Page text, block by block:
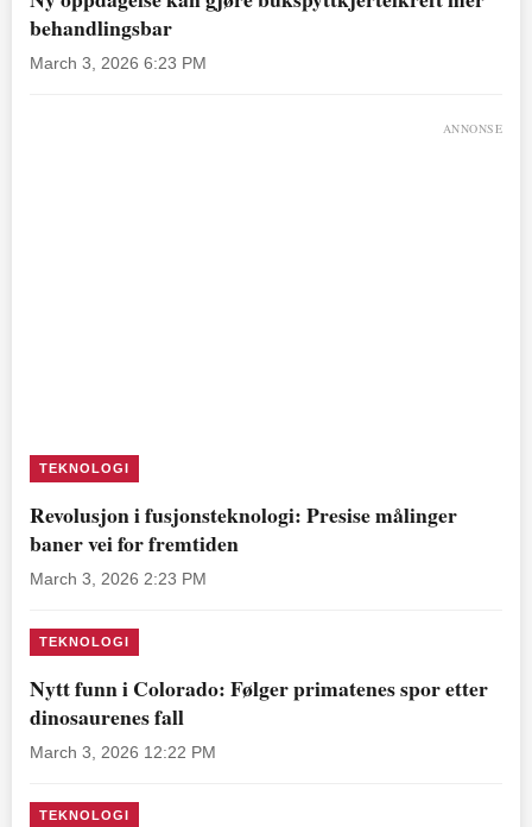
behandlingsbar
March 3, 2026 6:23 PM
ANNONSE
TEKNOLOGI
Revolusjon i fusjonsteknologi: Presise målinger
baner vei for fremtiden
March 3, 2026 2:23 PM
TEKNOLOGI
Nytt funn i Colorado: Følger primatenes spor etter
dinosaurenes fall
March 3, 2026 12:22 PM
TEKNOLOGI